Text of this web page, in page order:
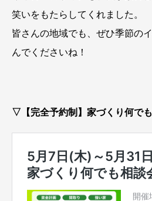
笑いをもたらしてくれました。
皆さんの地域でも、ぜひ季節の
んでくださいね！
▽【完全予約制】家づくり何で